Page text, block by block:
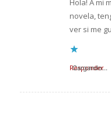
Hola! A mi
novela,
ver si me
Cargando...
Responder